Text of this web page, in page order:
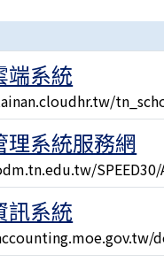
端系統
理系統服務網
訊系統